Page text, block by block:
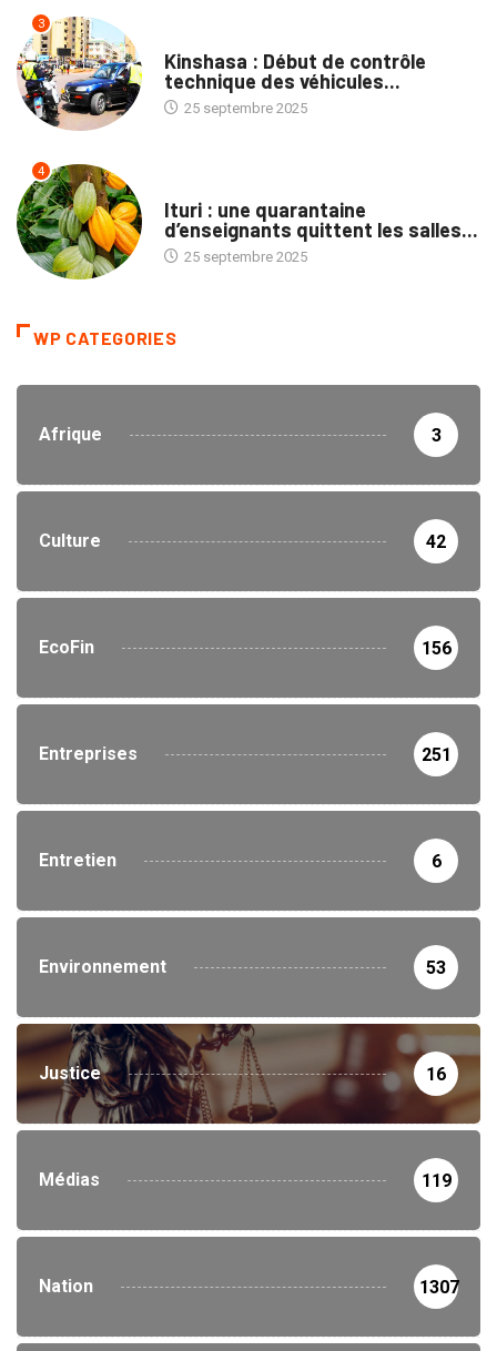
3
Kinshasa : Début de contrôle
technique des véhicules...
25 septembre 2025
4
Ituri : une quarantaine
d’enseignants quittent les salles...
25 septembre 2025
WP CATEGORIES
Afrique 3
Culture 42
EcoFin 156
Entreprises 251
Entretien 6
Environnement 53
Justice 16
Médias 119
Nation 1307